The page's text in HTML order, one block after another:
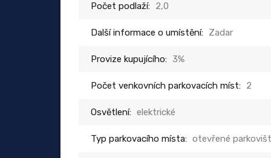
Počet podlaží: 2,0
Další informace o umístění: Zadar
Provize kupujícího: 3%
Počet venkovních parkovacích míst: 2
Osvětlení: elektrické
Typ parkovacího místa: otevřené